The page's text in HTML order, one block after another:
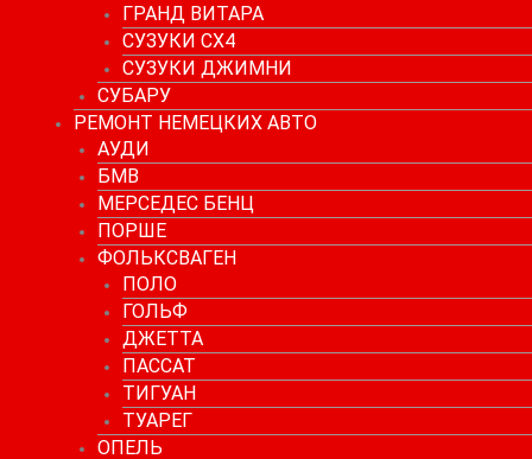
ГРАНД ВИТАРА
СУЗУКИ СХ4
СУЗУКИ ДЖИМНИ
СУБАРУ
РЕМОНТ НЕМЕЦКИХ АВТО
АУДИ
БМВ
МЕРСЕДЕС БЕНЦ
ПОРШЕ
ФОЛЬКСВАГЕН
ПОЛО
ГОЛЬФ
ДЖЕТТА
ПАССАТ
ТИГУАН
ТУАРЕГ
ОПЕЛЬ